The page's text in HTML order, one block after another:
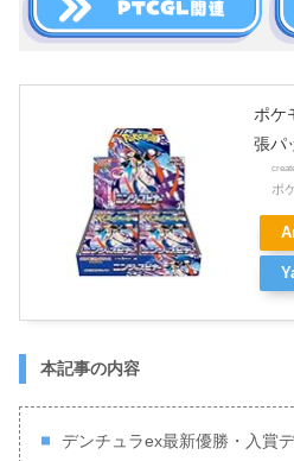
ポケ
張パ
ポ
本記事の内容
デンチュラex最新優勝・入賞